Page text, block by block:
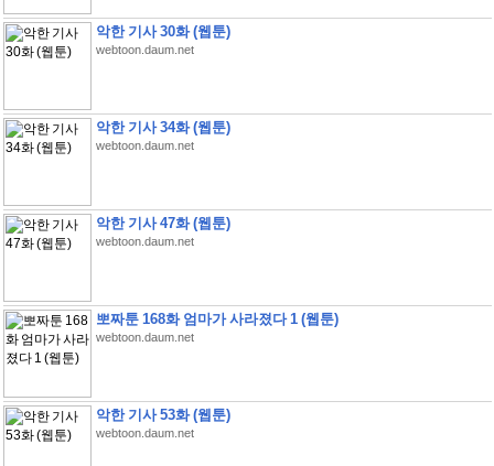
악한 기사 30화 (웹툰)
webtoon.daum.net
악한 기사 34화 (웹툰)
webtoon.daum.net
악한 기사 47화 (웹툰)
webtoon.daum.net
뽀짜툰 168화 엄마가 사라졌다 1 (웹툰)
webtoon.daum.net
악한 기사 53화 (웹툰)
webtoon.daum.net